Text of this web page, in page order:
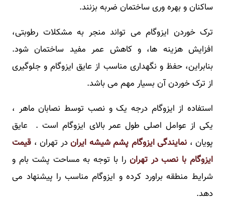
ساکنان و بهره ‌وری ساختمان ضربه بزنند.
ترک خوردن ایزوگام می ‌تواند منجر به مشکلات رطوبتی،
افزایش هزینه‌ ها، و کاهش عمر مفید ساختمان شود.
بنابراین، حفظ و نگهداری مناسب از عایق ایزوگام و جلوگیری
از ترک خوردن آن بسیار مهم می باشد.
استفاده از ایزوگام درجه یک و نصب توسط نصابان ماهر ،
یکی از عوامل اصلی طول عمر بالای ایزوگام است . عایق
پویان ، نمایندگی ایزوگام پشم شیشه ایراندر تهران ، قیمت
ایزوگام با نصب در تهران را با توجه به مساحت پشت بام و
شرایط منطقه براورد کرده و ایزوگام مناسب را پیشنهاد می
دهد.